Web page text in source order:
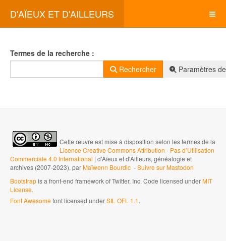
D'AÏEUX ET D'AILLEURS
Formulaire de recherche
Termes de la recherche :
Rechercher
Paramètres
Cette œuvre est mise à disposition selon les termes de la
Licence Creative Commons Attribution - Pas d’Utilisation
Commerciale 4.0 International | d'Aïeux et d'Ailleurs, généalogie et
archives (2007-2023), parMaïwenn Bourdic -Suivre sur Mastodon
Bootstrapis a front-end framework of Twitter, Inc. Code licensed underMIT
License.
Font Awesomefont licensed underSIL OFL 1.1.